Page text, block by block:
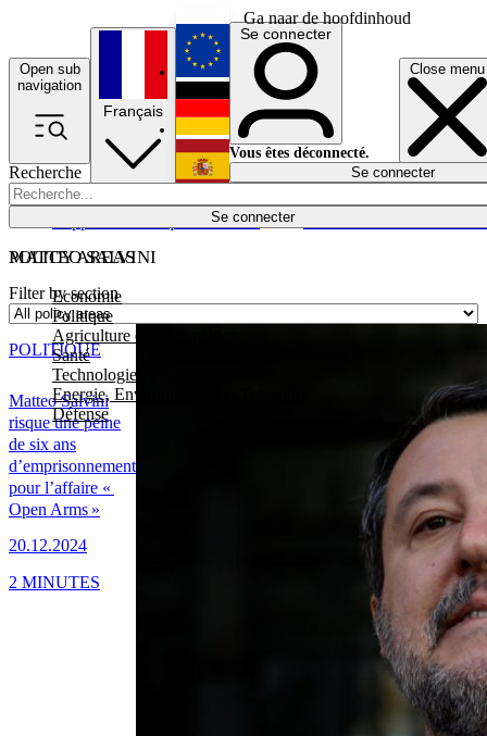
Ga naar de hoofdinhoud
Open sub
navigation
Close menu
Recherche
Se connecter
POLICY AREAS
Economie
Politique
Agriculture et Alimentation
Santé
Technologies
Energie, Environnement et Transport
Défense
Économie
Français
English
Deutsch
Español
Se connecter
Vous êtes déconnecté.
Se connecter
MATTEO SALVINI
Filter by section
Matteo Salvini
risque une peine
de six ans
d’emprisonnement
pour l’affaire «
Open Arms »
20.12.2024
POLITIQUE
2 MINUTES